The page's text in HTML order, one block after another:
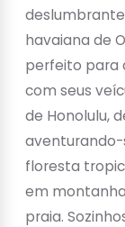
havaiana de
perfeito para
com seus
de Honolulu,
aventurando-
floresta
em
praia.